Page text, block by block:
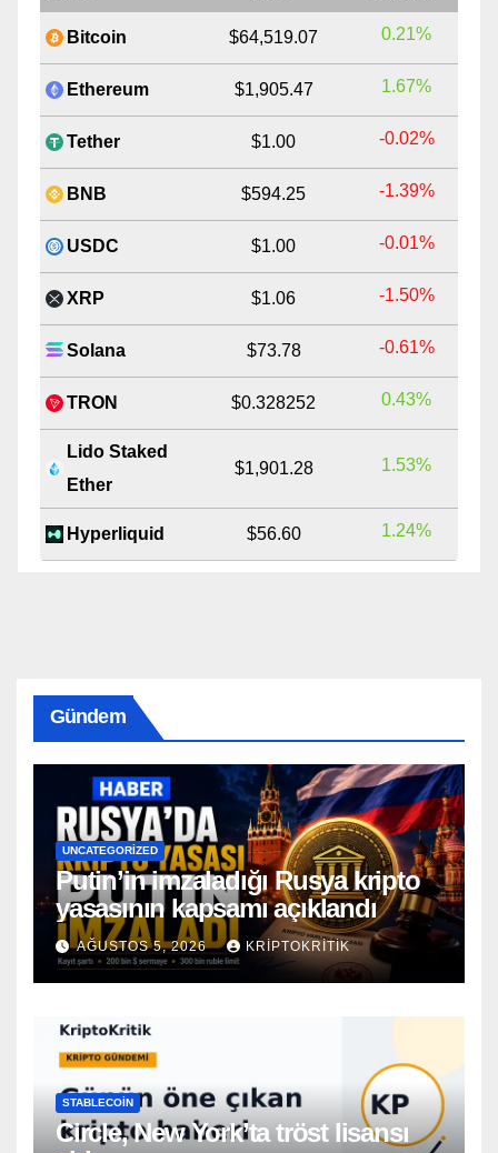
Bitcoin $64,519.07 0.21%
Ethereum $1,905.47 1.67%
Tether $1.00 -0.02%
BNB $594.25 -1.39%
USDC $1.00 -0.01%
XRP $1.06 -1.50%
Solana $73.78 -0.61%
TRON $0.328252 0.43%
Lido Staked
Ether
$1,901.28 1.53%
Hyperliquid $56.60 1.24%
Gündem
UNCATEGORIZED
Putin’in imzaladığı Rusya kripto
yasasının kapsamı açıklandı
AĞUSTOS 5, 2026 KRIPTOKRITIK
STABLECOIN
Circle, New York’ta tröst lisansı